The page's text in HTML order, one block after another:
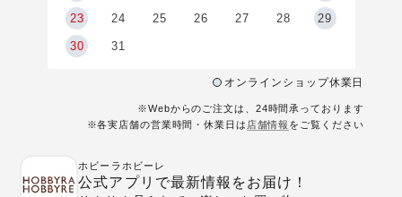
23 24 25 26 27 28 29
30 31
オンラインショップ休業日
※Webからのご注文は、24時間承っております
※各実店舗の営業時間・休業日は 店舗情報 をご覧ください
ホビーラホビーレ
公式アプリで最新情報をお届け！